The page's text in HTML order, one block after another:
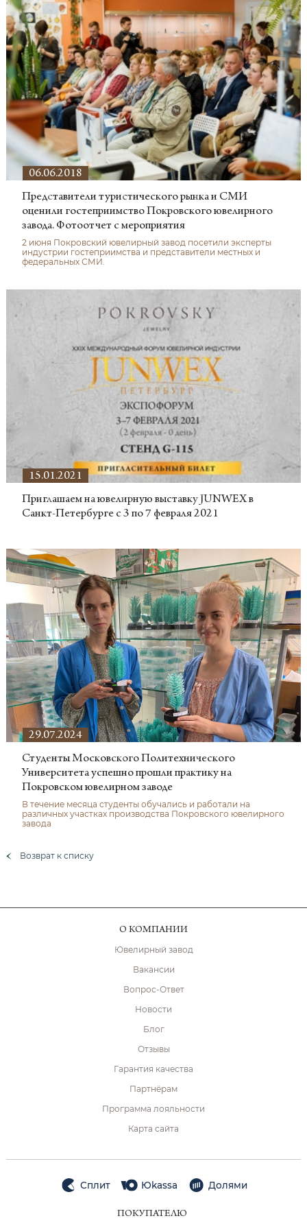
06.06.2018
Представители туристического рынка и СМИ
оценили гостеприимство Покровского ювелирного
завода. Фотоотчет с мероприятия
2 июня Покровский ювелирный завод посетили эксперты
индустрии гостеприимства и представители местных и
федеральных СМИ.
15.01.2021
Приглашаем на ювелирную выставку JUNWEX в
Санкт-Петербурге с 3 по 7 февраля 2021
29.07.2024
Студенты Московского Политехнического
Университета успешно прошли практику на
Покровском ювелирном заводе
В течение месяца студенты обучались и работали на
различных участках производства Покровского ювелирного
завода
Возврат к списку
О КОМПАНИИ
Ювелирный завод
Вакансии
Вопрос-Ответ
Новости
Блог
Отзывы
Гарантия качества
Партнёрам
Программа лояльности
Карта сайта
Сплит Юkassa Долями
ПОКУПАТЕЛЮ